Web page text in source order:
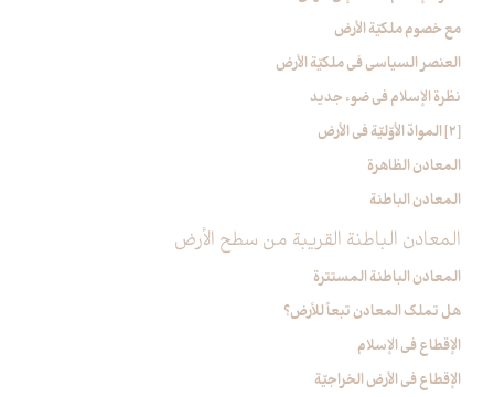
مع خصوم ملكيّة الأرض
العنصر السياسي في ملكيّة الأرض
نظرة الإسلام في ضوء جديد
[2] الموادّ الأوّليّة في الأرض‏
المعادن الظاهرة
المعادن الباطنة
المعادن الباطنة القريبة من سطح الأرض
المعادن الباطنة المستترة
هل تملك المعادن تبعاً للأرض؟
الإقطاع في الإسلام
الإقطاع في الأرض الخراجيّة